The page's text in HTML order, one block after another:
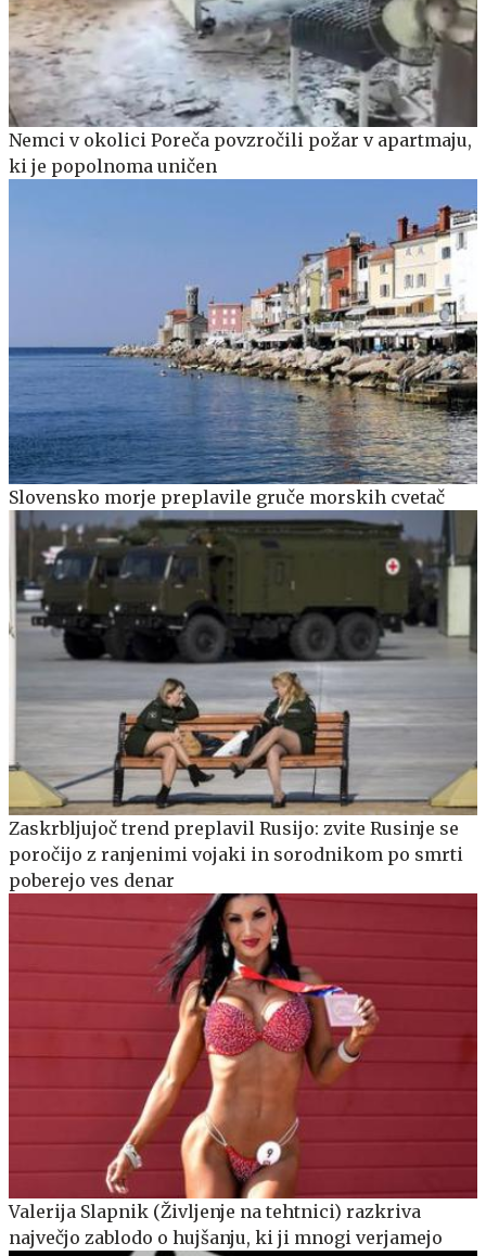
Nemci v okolici Poreča povzročili požar v apartmaju,
ki je popolnoma uničen
Slovensko morje preplavile gruče morskih cvetač
Zaskrbljujoč trend preplavil Rusijo: zvite Rusinje se
poročijo z ranjenimi vojaki in sorodnikom po smrti
poberejo ves denar
Valerija Slapnik (Življenje na tehtnici) razkriva
največjo zablodo o hujšanju, ki ji mnogi verjamejo